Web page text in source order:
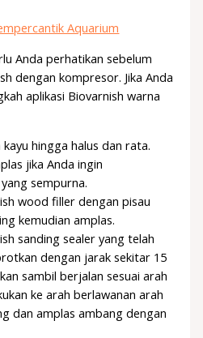
Aquarium
Anda perhatikan sebelum
dengan kompresor. Jika Anda
aplikasi Biovarnish warna
hingga halus dan rata.
jika Anda ingin
sempurna.
wood filler dengan pisau
kemudian amplas.
sanding sealer yang telah
dengan jarak sekitar 15
sambil berjalan sesuai arah
ke arah berlawanan arah
dan amplas ambang dengan